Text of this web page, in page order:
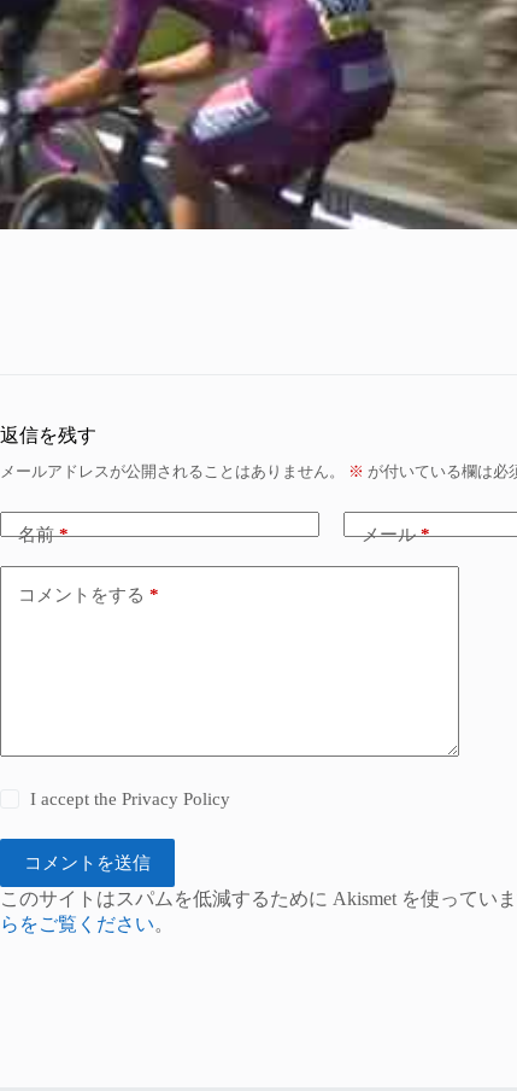
返信を残す
メールアドレスが公開されることはありません。 ※ が付いている欄は必
名前* メール*
コメントをする *
I accept thePrivacy Policy
コメントを送信
このサイトはスパムを低減するために Akismet を使っていま
らをご覧ください。